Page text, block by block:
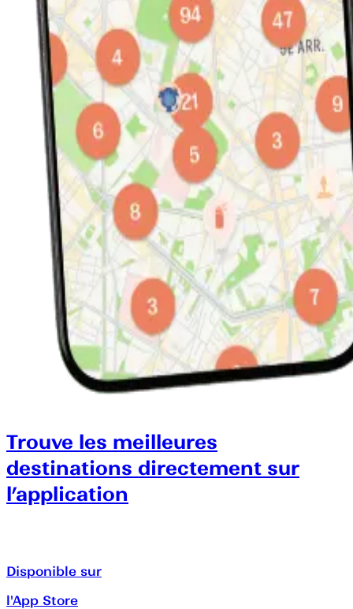
Trouve les meilleures
destinations directement sur
l’application
Disponible sur
l'App Store